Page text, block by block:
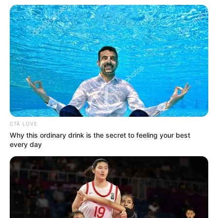
Kuća, automobili, štedni računi, investicijski fond, čak i
prokleti roštilj od nehrđajućeg čelika kojim se hvalio na
svakom roštilju s prijateljima… sve je to bilo na njegovo ime ili
na zajednička imena. Sve vidljivo. Sve materijalno. Sve
osmišljeno da odvrati pažnju čovjeka poput Daniela – čovjeka
nesposobnog razmišljati dalje od onoga što bi mogao parkirati,
voziti ili izložiti.
Ono što nije bilo tamo, točno pred njegovim očima, bilo je
jedino što je zaista bilo važno. I zato sam pobijedio.
„Gospođo Collins?“ upitao je sudac gledajući Margaret. „Želite
li objasniti sadržaj dodatka za zapisnik?“
CTA LOVE
Why this ordinary drink is the secret to feeling your best
every day